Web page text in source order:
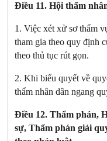
Điều 11. Hội thẩm
1. Việc xét xử sơ thẩm
tham gia theo quy định
theo thủ tục rút gọn.
2. Khi biểu quyết về
thẩm nhân dân ngang
Điều 12. Thẩm phán,
sự, Thẩm phán giải